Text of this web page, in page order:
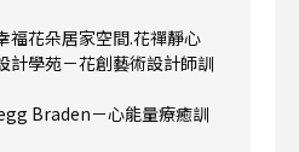
福花朵居家空間.花禪靜心
計學苑－花創藝術設計師訓
Braden－心能量療癒訓